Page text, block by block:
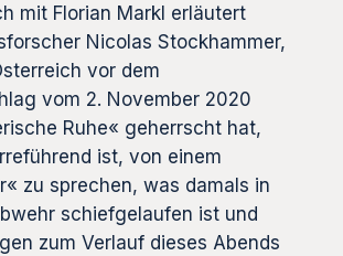
mit Florian Markl erläutert
Nicolas Stockhammer,
vor dem
vom 2. November 2020
Ruhe« geherrscht hat,
ist, von einem
zu sprechen, was damals in
schiefgelaufen ist und
zum Verlauf dieses Abends